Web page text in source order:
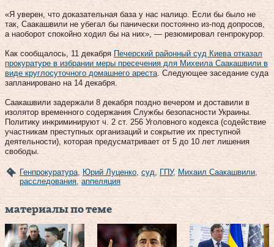
«Я уверен, что доказательная база у нас налицо. Если бы было не
так, Саакашвили не убегал бы панически постоянно из-под допросов,
а наоборот спокойно ходил бы на них», — резюмировал генпрокурор.
Как сообщалось, 11 декабря Печерский районный суд Киева отказал
прокуратуре в избрании меры пресечения для Михеила Саакашвили в
виде круглосуточного домашнего ареста . Следующее заседание суда
запланировано на 14 декабря.
Саакашвили задержали 8 декабря поздно вечером и доставили в
изолятор временного содержания Службы безопасности Украины.
Политику инкриминируют ч. 2 ст. 256 Уголовного кодекса (содействие
участникам преступных организаций и сокрытие их преступной
деятельности), которая предусматривает от 5 до 10 лет лишения
свободы.
Генпрокуратура Юрий Луценко суд ГПУ, Михаил Саакашвили
расследования аппеляция
материалы по теме